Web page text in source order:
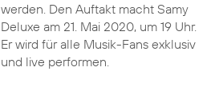
werden. Den Auftakt macht Samy
Deluxe am 21. Mai 2020, um 19 Uhr.
Er wird für alle Musik-Fans exklusiv
und live performen.